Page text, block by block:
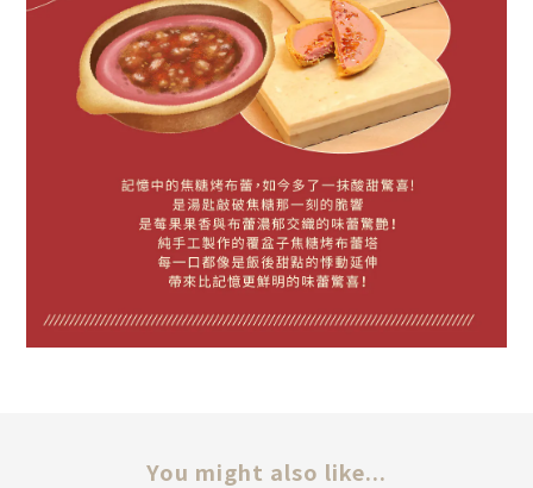
You might also like...